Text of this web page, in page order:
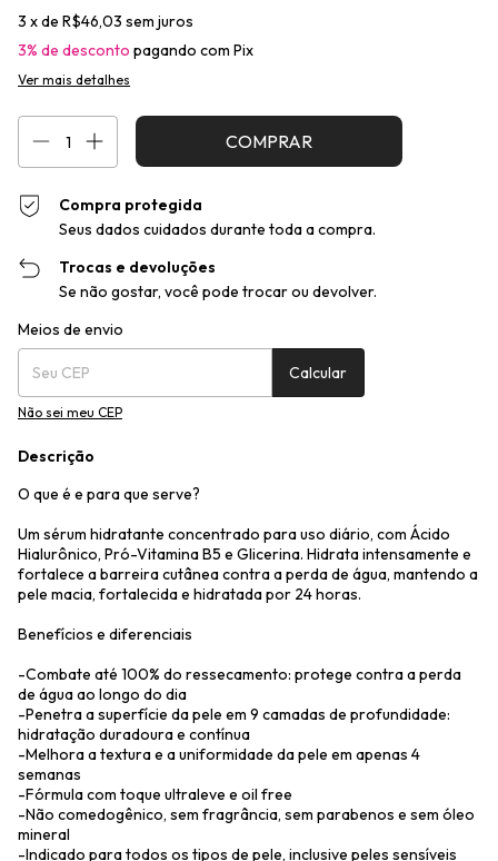
3 x de R$46,03 sem juros
3% de desconto pagando com Pix
Ver mais detalhes
Compra protegida
Seus dados cuidados durante toda a compra.
Trocas e devoluções
Se não gostar, você pode trocar ou devolver.
Entregas para o CEP:
Meios de envio
Calcular
Não sei meu CEP
Descrição
O que é e para que serve?
Um sérum hidratante concentrado para uso diário, com Ácido
Hialurônico, Pró-Vitamina B5 e Glicerina. Hidrata intensamente e
fortalece a barreira cutânea contra a perda de água, mantendo a
pele macia, fortalecida e hidratada por 24 horas.
Benefícios e diferenciais
-Combate até 100% do ressecamento: protege contra a perda
de água ao longo do dia
-Penetra a superfície da pele em 9 camadas de profundidade:
hidratação duradoura e contínua
-Melhora a textura e a uniformidade da pele em apenas 4
semanas
-Fórmula com toque ultraleve e oil free
-Não comedogênico, sem fragrância, sem parabenos e sem óleo
mineral
-Indicado para todos os tipos de pele, inclusive peles sensíveis